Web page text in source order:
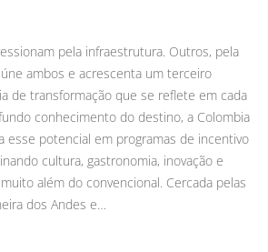
pela infraestrutura. Outros, pela
ambos e acrescenta um terceiro
de transformação que se reflete em cada
conhecimento do destino, a Colombia
esse potencial em programas de incentivo
cultura, gastronomia, inovação e
além do convencional. Cercada pelas
dos Andes e…